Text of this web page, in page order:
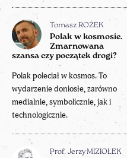
Tomasz ROŻEK
Polak w kosmosie.
Zmarnowana
szansa czy początek drogi?
Polak poleciał w kosmos. To
wydarzenie doniosłe, zarówno
medialnie, symbolicznie, jak i
technologicznie.
Prof. Jerzy MIZIOŁEK